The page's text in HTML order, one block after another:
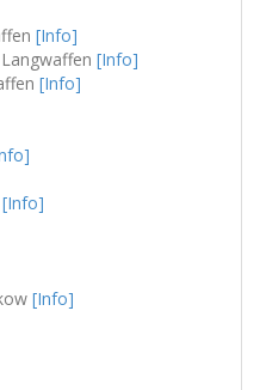
[Info]
[Info]
[Info]
[Info]
[Info]